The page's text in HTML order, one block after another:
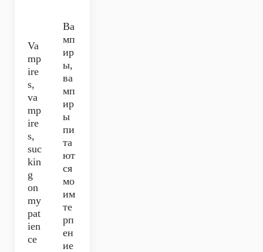
Va
mp
ire
s,
va
mp
ire
s,
suc
kin
g
on
my
pat
ien
ce
Ва
мп
ир
ы,
ва
мп
ир
ы
пи
та
ют
ся
мо
им
те
рп
ен
ие